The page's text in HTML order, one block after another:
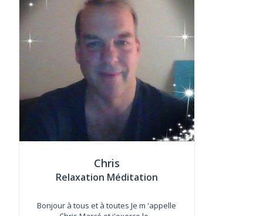
Chris
Relaxation Méditation
Bonjour à tous et à toutes Je m 'appelle